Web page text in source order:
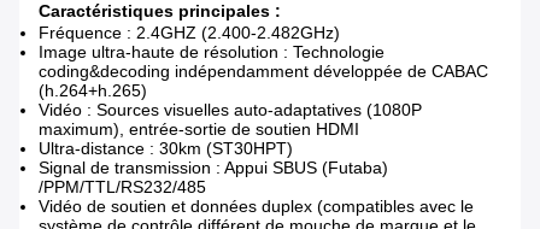
Caractéristiques principales :
Fréquence : 2.4GHZ (2.400-2.482GHz)
Image ultra-haute de résolution : Technologie
coding&decoding indépendamment développée de CABAC
(h.264+h.265)
Vidéo : Sources visuelles auto-adaptatives (1080P
maximum), entrée-sortie de soutien HDMI
Ultra-distance : 30km (ST30HPT)
Signal de transmission : Appui SBUS (Futaba)
/PPM/TTL/RS232/485
Vidéo de soutien et données duplex (compatibles avec le